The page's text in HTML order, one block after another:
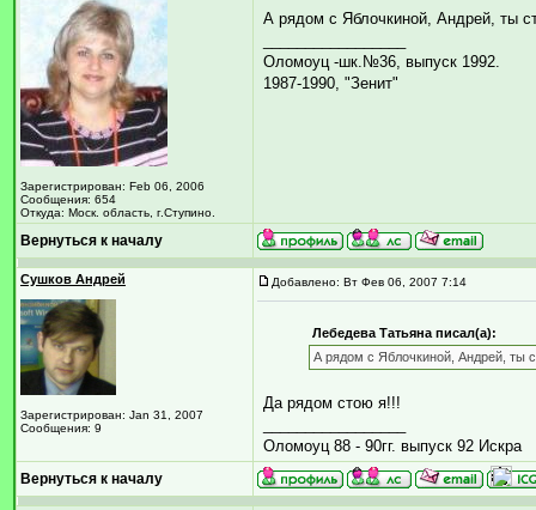
Зарегистрирован: Feb 06, 2006
Сообщения: 654
Откуда: Моск. область, г.Ступино.
А рядом с Яблочкиной, Андрей, ты
Оломоуц -шк.№36, выпуск 1992.
1987-1990, "Зенит"
Вернуться к началу
Сушков Андрей
Зарегистрирован: Jan 31, 2007
Сообщения: 9
Добавлено: Вт Фев 06, 2007 7:14
Лебедева Татьяна писал(а):
А рядом с Яблочкиной, Андрей, ты
Да рядом стою я!!!
Оломоуц 88 - 90гг. выпуск 92 Искра
Вернуться к началу